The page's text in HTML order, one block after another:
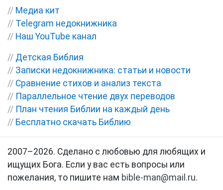
// Медиа кит
// Telegram недокнижника
// Наш YouTube канал
// Детская Библия
// Записки недокнижника: статьи и новости
// Сравнение стихов и анализ текста
// Параллельное чтение двух переводов
// План чтения Библии на каждый день
// Бесплатно скачать Библию
2007–2026. Сделано с любовью для любящих и
ищущих Бога. Если у вас есть вопросы или
пожелания, то пишите нам bible-man@mail.ru.